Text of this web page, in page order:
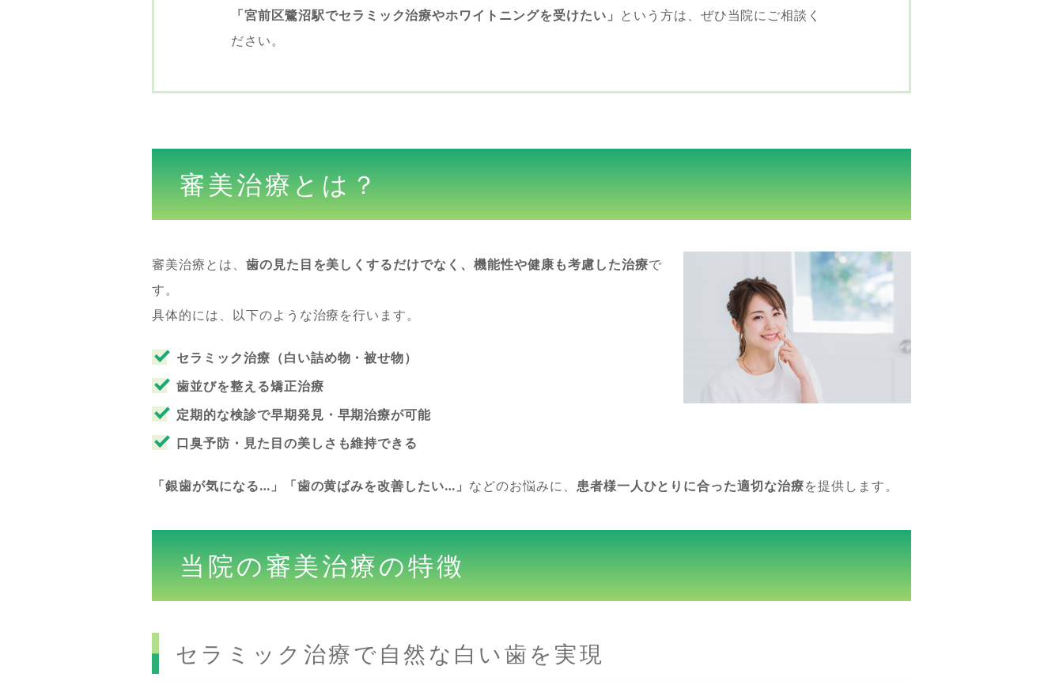
「宮前区鷺沼駅でセラミック治療やホワイトニングを受けたい」 という方は、ぜひ当院にご相談く
ださい。
審美治療とは？
審美治療とは、 歯の見た目を美しくするだけでなく、機能性や健康も考慮した治療で
す。
具体的には、以下のような治療を行います。
セラミック治療（白い詰め物・被せ物）
歯並びを整える矯正治療
定期的な検診で早期発見・早期治療が可能
口臭予防・見た目の美しさも維持できる
「銀歯が気になる…」「歯の黄ばみを改善したい…」 などのお悩みに、 患者様一人ひとりに合った適切な治療を提供します。
当院の審美治療の特徴
セラミック治療で自然な白い歯を実現